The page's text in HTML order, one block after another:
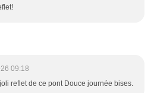
09:18
reflet de ce pont Douce journée bises.